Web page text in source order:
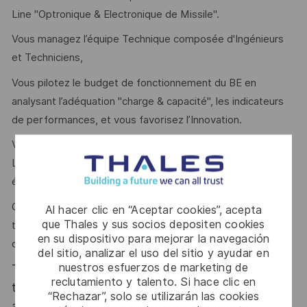
Al hacer clic en “Aceptar cookies”, acepta
que Thales y sus socios depositen cookies
en su dispositivo para mejorar la navegación
del sitio, analizar el uso del sitio y ayudar en
nuestros esfuerzos de marketing de
reclutamiento y talento. Si hace clic en
“Rechazar”, solo se utilizarán las cookies
Line "Optronique & Electronique de Missile".
Vous managez l’équipe Technique composée d'Ingénieurs
et Techniciens,
Vous pilotez le budget de fonctionnement du BE en
analysant l’adéquation "charge & capacité", les indicateurs
de performances, et vous favorisez l’Innovation.
​Vous interagissez aussi bien en externe : avec des
Laboratoires de recherche et des Clients privés ou
étatiques,
Qu’en interne Groupe Thales : avec des Communautés
technique / metiers et les différents Secteurs du Domaine,
ou plus largement avec les autres Divisions de Thales.
Thales, entreprise Handi-Engagée, reconnait
tous les talents. La diversité est notre meilleur